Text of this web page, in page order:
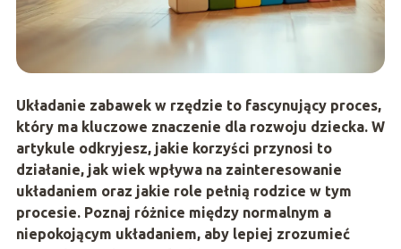
Układanie zabawek w rzędzie to fascynujący proces,
który ma kluczowe znaczenie dla rozwoju dziecka. W
artykule odkryjesz, jakie korzyści przynosi to
działanie, jak wiek wpływa na zainteresowanie
układaniem oraz jakie role pełnią rodzice w tym
procesie. Poznaj różnice między normalnym a
niepokojącym układaniem, aby lepiej zrozumieć